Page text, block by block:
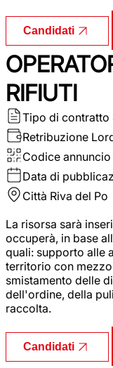
Candidati
RIFIUTI
Tipo di contratto
Retribuzione
Codice annuncio
Data di
Città Riva del Po
La risorsa sarà
occuperà, in base
quali: supporto alle
territorio con
smistamento delle
dell'ordine, della
raccolta.
Candidati